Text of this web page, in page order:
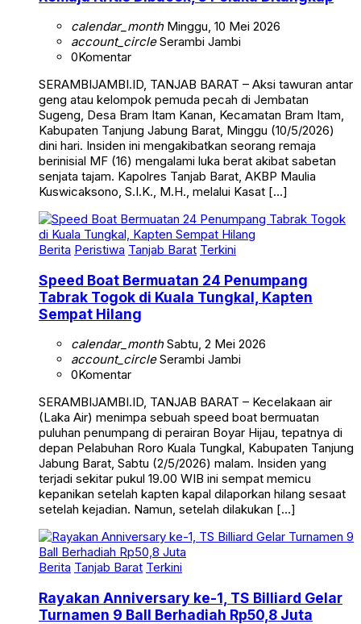
calendar_monthMinggu, 10 Mei 2026
account_circleSerambi Jambi
0Komentar
SERAMBIJAMBI.ID, TANJAB BARAT – Aksi tawuran antar
geng atau kelompok pemuda pecah di Jembatan
Sugeng, Desa Bram Itam Kanan, Kecamatan Bram Itam,
Kabupaten Tanjung Jabung Barat, Minggu (10/5/2026)
dini hari. Insiden ini mengakibatkan seorang remaja
berinisial MF (16) mengalami luka berat akibat sabetan
senjata tajam. Kapolres Tanjab Barat, AKBP Maulia
Kuswicaksono, S.I.K., M.H., melalui Kasat […]
Berita Peristiwa Tanjab Barat Terkini
Speed Boat Bermuatan 24 Penumpang
Tabrak Togok di Kuala Tungkal, Kapten
Sempat Hilang
calendar_monthSabtu, 2 Mei 2026
account_circleSerambi Jambi
0Komentar
SERAMBIJAMBI.ID, TANJAB BARAT – Kecelakaan air
(Laka Air) menimpa sebuah speed boat bermuatan
puluhan penumpang di perairan Boyar Hijau, tepatnya di
depan Pelabuhan Roro Kuala Tungkal, Kabupaten Tanjung
Jabung Barat, Sabtu (2/5/2026) malam. Insiden yang
terjadi sekitar pukul 19.00 WIB ini sempat memicu
kepanikan setelah kapten kapal dilaporkan hilang sesaat
setelah kejadian. Namun, setelah dilakukan […]
Berita Tanjab Barat Terkini
Rayakan Anniversary ke-1, TS Billiard Gelar
Turnamen 9 Ball Berhadiah Rp50,8 Juta